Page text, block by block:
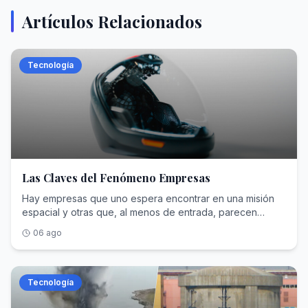
Artículos Relacionados
Tecnología
Las Claves del Fenómeno Empresas
Hay empresas que uno espera encontrar en una misión
espacial y otras que, al menos de entrada, parecen
claramente al segundo grupo. La tenemos asociada al
deporte cotidiano, a productos accesibles y a soluciones
prácticas para gente que corre, nada, pedalea o se va al
monte el fin de semana. Y, sin embargo, su nombre se ha
colado en una conversación mucho más exigente: la de
06 ago
Tecnología